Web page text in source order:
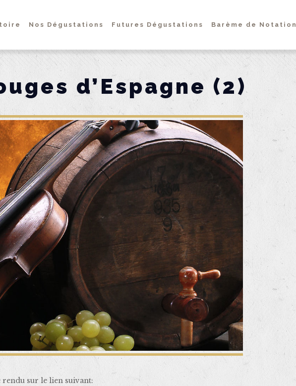
Nos Dégustations Futures Dégustations Barème de Notation
d’Espagne (2)
rendu sur le lien suivant: